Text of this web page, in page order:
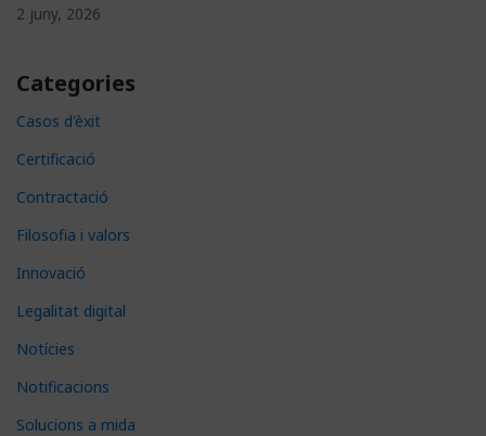
2 juny, 2026
Categories
Casos d'èxit
Certificació
Contractació
Filosofia i valors
Innovació
Legalitat digital
Notícies
Notificacions
Solucions a mida